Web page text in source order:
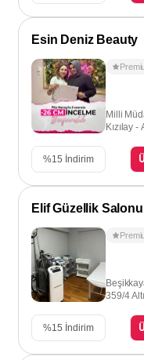
Esin Deniz Beauty
Milli
Kızılay -
%15 İndirim
Elif Güzellik Salonu
359/4
%15 İndirim